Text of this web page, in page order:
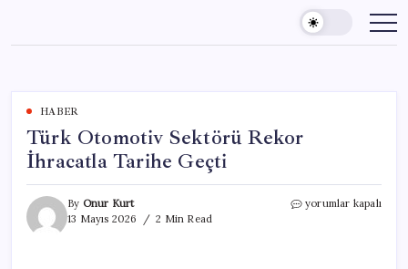
content
HABER
Türk Otomotiv Sektörü Rekor
İhracatla Tarihe Geçti
By Onur Kurt
13 Mayıs 2026
2 Min Read
Türk
yorumlar kapalı